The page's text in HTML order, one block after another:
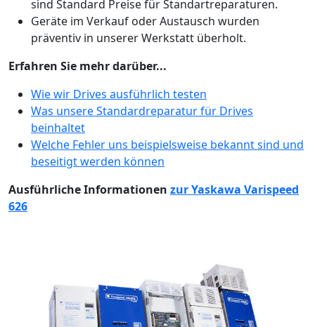
sind Standard Preise für Standartreparaturen.
Geräte im Verkauf oder Austausch wurden
präventiv in unserer Werkstatt überholt.
Erfahren Sie mehr darüber...
Wie wir Drives ausführlich testen
Was unsere Standardreparatur für Drives
beinhaltet
Welche Fehler uns beispielsweise bekannt sind und
beseitigt werden können
Ausführliche Informationen zur Yaskawa Varispeed
626